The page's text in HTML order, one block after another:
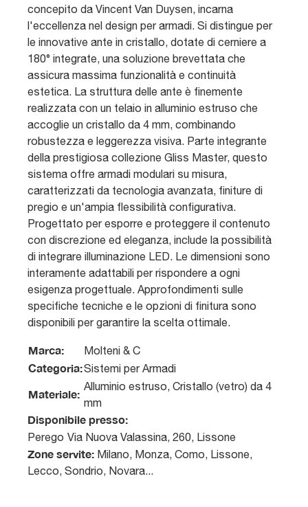
concepito da Vincent Van Duysen, incarna
l'eccellenza nel design per armadi. Si distingue per
le innovative ante in cristallo, dotate di cerniere a
180° integrate, una soluzione brevettata che
assicura massima funzionalità e continuità
estetica. La struttura delle ante è finemente
realizzata con un telaio in alluminio estruso che
accoglie un cristallo da 4 mm, combinando
robustezza e leggerezza visiva. Parte integrante
della prestigiosa collezione Gliss Master, questo
sistema offre armadi modulari su misura,
caratterizzati da tecnologia avanzata, finiture di
pregio e un'ampia flessibilità configurativa.
Progettato per esporre e proteggere il contenuto
con discrezione ed eleganza, include la possibilità
di integrare illuminazione LED. Le dimensioni sono
interamente adattabili per rispondere a ogni
esigenza progettuale. Approfondimenti sulle
specifiche tecniche e le opzioni di finitura sono
disponibili per garantire la scelta ottimale.
Marca: Molteni & C
Categoria:Sistemi per Armadi
Materiale:
Alluminio estruso, Cristallo (vetro) da 4
mm
Disponibile presso:
Perego Via Nuova Valassina, 260, Lissone
Zone servite: Milano, Monza, Como, Lissone,
Lecco, Sondrio, Novara...